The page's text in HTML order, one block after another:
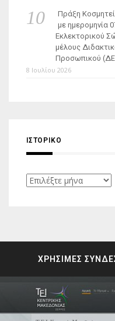
Πράξη
με ημερομηνία
Εκλεκτορικού
μέλους
Προσωπικού
8 Ιουλίου 2026
ΙΣΤΟΡΙΚΌ
Ιστορικό
ΧΡΗΣΙΜΕΣ